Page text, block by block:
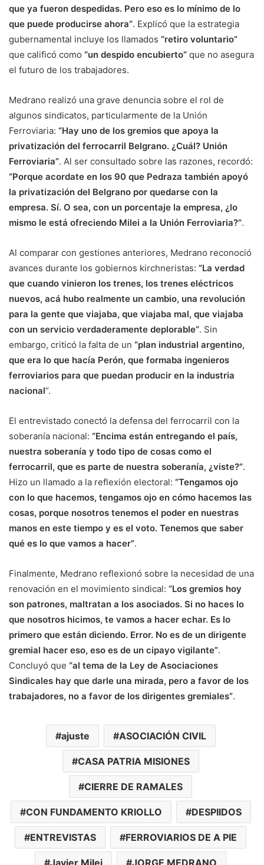
que ya fueron despedidas. Pero eso es lo mínimo de lo
que puede producirse ahora”. Explicó que la estrategia
gubernamental incluye los llamados “retiro voluntario”
que calificó como “un despido encubierto” que no asegura
el futuro de los trabajadores.
Medrano realizó una grave denuncia sobre el rol de
algunos sindicatos, particularmente de la Unión
Ferroviaria: “Hay uno de los gremios que apoya la
privatización del ferrocarril Belgrano. ¿Cuál? Unión
Ferroviaria”. Al ser consultado sobre las razones, recordó:
“Porque acordate en los 90 que Pedraza también apoyó
la privatización del Belgrano por quedarse con la
empresa. Sí. O sea, con un porcentaje la empresa, ¿lo
mismo le está ofreciendo Milei a la Unión Ferroviaria?”.
Al comparar con gestiones anteriores, Medrano reconoció
avances durante los gobiernos kirchneristas: “La verdad
que cuando vinieron los trenes, los trenes eléctricos
nuevos, acá hubo realmente un cambio, una revolución
para la gente que viajaba, que viajaba mal, que viajaba
con un servicio verdaderamente deplorable”. Sin
embargo, criticó la falta de un “plan industrial argentino,
que era lo que hacía Perón, que formaba ingenieros
ferroviarios para que puedan producir en la industria
nacional“.
El entrevistado conectó la defensa del ferrocarril con la
soberanía nacional: “Encima están entregando el país,
nuestra soberanía y todo tipo de cosas como el
ferrocarril, que es parte de nuestra soberanía, ¿viste?”.
Hizo un llamado a la reflexión electoral: “Tengamos ojo
con lo que hacemos, tengamos ojo en cómo hacemos las
cosas, porque nosotros tenemos el poder en nuestras
manos en este tiempo y es el voto. Tenemos que saber
qué es lo que vamos a hacer”.
Finalmente, Medrano reflexionó sobre la necesidad de una
renovación en el movimiento sindical: “Los gremios hoy
son patrones, maltratan a los asociados. Si no haces lo
que nosotros hicimos, te vamos a hacer echar. Es lo
primero que están diciendo. Error. No es de un dirigente
gremial hacer eso, eso es de un cipayo vigilante”.
Concluyó que “al tema de la Ley de Asociaciones
Sindicales hay que darle una mirada, pero a favor de los
trabajadores, no a favor de los dirigentes gremiales”.
ajuste ASOCIACIÓN CIVIL
CASA PATRIA MISIONES
CIERRE DE RAMALES
CON FUNDAMENTO KRIOLLO DESPIIDOS
ENTREVISTAS FERROVIARIOS DE A PIE
Javier Milei JORGE MEDRANO